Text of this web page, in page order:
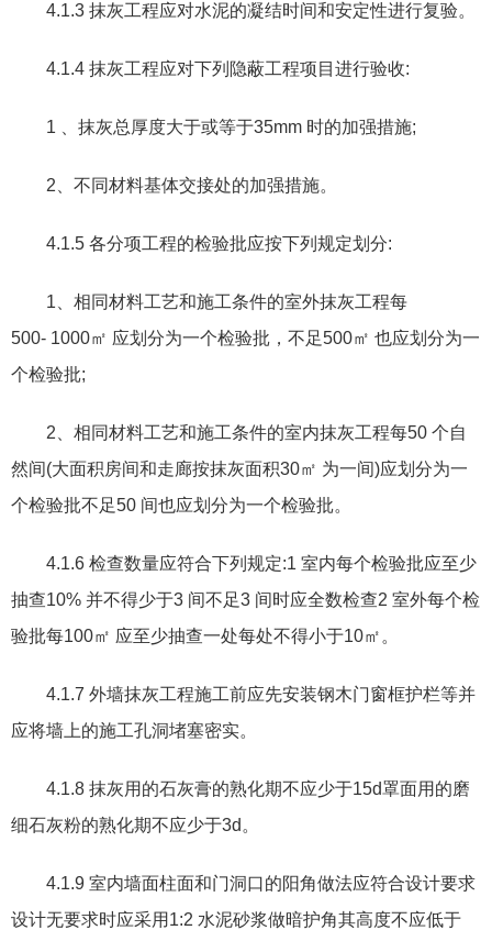
4.1.3 抹灰工程应对水泥的凝结时间和安定性进行复验。
4.1.4 抹灰工程应对下列隐蔽工程项目进行验收:
1 、抹灰总厚度大于或等于35mm 时的加强措施;
2 、不同材料基体交接处的加强措施。
4.1.5 各分项工程的检验批应按下列规定划分:
1 、相同材料工艺和施工条件的室外抹灰工程每
500- 1000㎡ 应划分为一个检验批 ， 不足500㎡ 也应划分为一
个检验批;
2 、相同材料工艺和施工条件的室内抹灰工程每50 个自
然间(大面积房间和走廊按抹灰面积30㎡ 为一间)应划分为一
个检验批不足50 间也应划分为一个检验批。
4.1.6 检查数量应符合下列规定:1 室内每个检验批应至少
抽查10% 并不得少于3 间不足3 间时应全数检查2 室外每个检
验批每100㎡ 应至少抽查一处每处不得小于10㎡。
4.1.7 外墙抹灰工程施工前应先安装钢木门窗框护栏等并
应将墙上的施工孔洞堵塞密实。
4.1.8 抹灰用的石灰膏的熟化期不应少于15d罩面用的磨
细石灰粉的熟化期不应少于3d 。
4.1.9 室内墙面柱面和门洞口的阳角做法应符合设计要求
设计无要求时应采用 1:2 水泥砂浆做暗护角其高度不应低于